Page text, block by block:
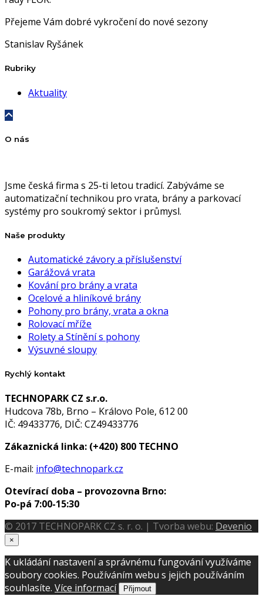
Přejeme Vám dobré vykročení do nové sezony
Stanislav Ryšánek
Rubriky
Aktuality
O nás
Jsme česká firma s 25-ti letou tradicí. Zabýváme se
automatizační technikou pro vrata, brány a parkovací
systémy pro soukromý sektor i průmysl.
Naše produkty
Automatické závory a příslušenství
Garážová vrata
Kování pro brány a vrata
Ocelové a hliníkové brány
Pohony pro brány, vrata a okna
Rolovací mříže
Rolety a Stínění s pohony
Výsuvné sloupy
Rychlý kontakt
TECHNOPARK CZ s.r.o.
Hudcova 78b, Brno – Královo Pole, 612 00
IČ: 49433776, DIČ: CZ49433776
Zákaznická linka: (+420) 800 TECHNO
E-mail: info@technopark.cz
Otevírací doba – provozovna Brno:
Po-pá 7:00-15:30
© 2017 TECHNOPARK CZ s. r. o. | Tvorba webu: Devenio
×
K ukládání nastavení a správnému fungování využíváme
soubory cookies. Používáním webu s jejich používáním
souhlasíte. Více informací Přijmout